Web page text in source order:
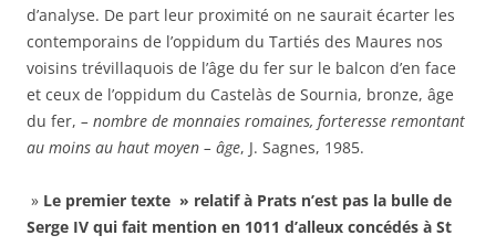
d’analyse. De part leur proximité on ne saurait écarter les
contemporains de l’oppidum du Tartiés des Maures nos
voisins trévillaquois de l’âge du fer sur le balcon d’en face
et ceux de l’oppidum du Castelàs de Sournia, bronze, âge
du fer, – nombre de monnaies romaines, forteresse remontant
au moins au haut moyen – âge, J. Sagnes, 1985.
» Le premier texte » relatif à Prats n’est pas la bulle de
Serge IV qui fait mention en 1011 d’alleux concédés à St